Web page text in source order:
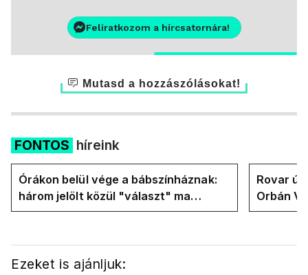
Feliratkozom a hírcsatornára!
Mutasd a hozzászólásokat!
FONTOS híreink
Órákon belül vége a bábszínháznak:
három jelölt közül "választ" ma
államfőt a Tisza-frakció
Rovar
Orbán
felelős a
Ezeket is ajánljuk: